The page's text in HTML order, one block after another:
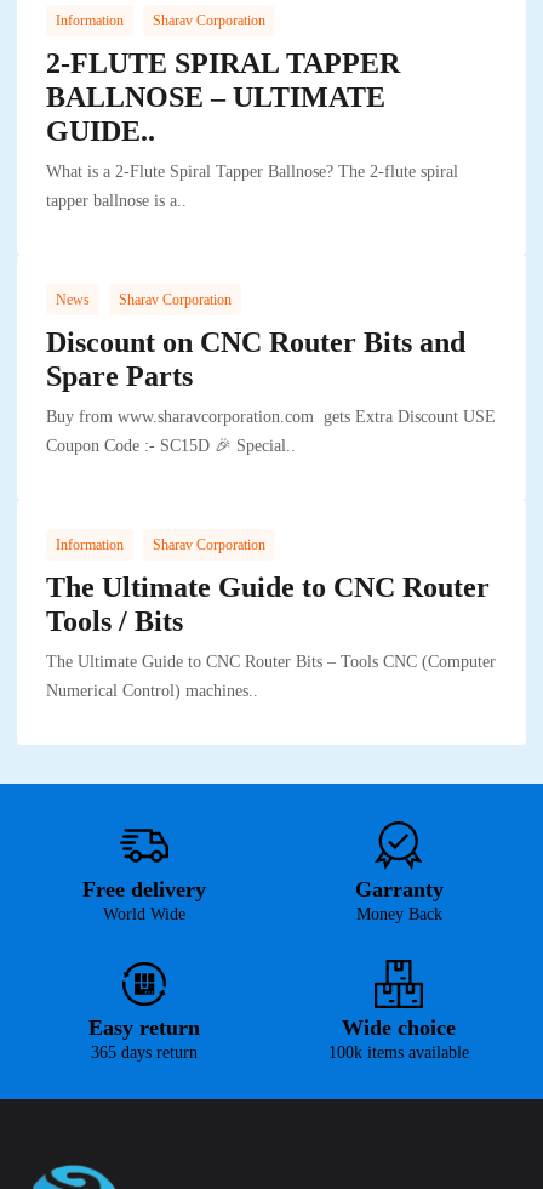
Information Sharav Corporation
2-FLUTE SPIRAL TAPPER
BALLNOSE – ULTIMATE
GUIDE..
What is a 2-Flute Spiral Tapper Ballnose? The 2-flute spiral
tapper ballnose is a..
News Sharav Corporation
Discount on CNC Router Bits and
Spare Parts
Buy from www.sharavcorporation.com gets Extra Discount USE
Coupon Code :- SC15D 🎉 Special..
Information Sharav Corporation
The Ultimate Guide to CNC Router
Tools / Bits
The Ultimate Guide to CNC Router Bits – Tools CNC (Computer
Numerical Control) machines..
Free delivery
World Wide
Garranty
Money Back
Easy return
365 days return
Wide choice
100k items available